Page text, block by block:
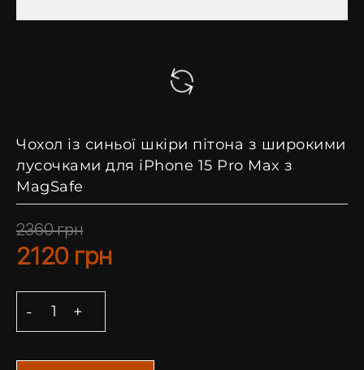
Чохол із синьої шкіри пітона з широкими
лусочками для iPhone 15 Pro Max з
MagSafe
2360грн
2120 грн